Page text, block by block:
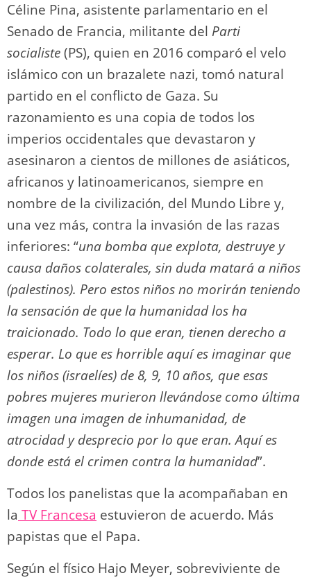
Céline Pina, asistente parlamentario en el
Senado de Francia, militante del Parti
socialiste(PS), quien en 2016 comparó el velo
islámico con un brazalete nazi, tomó natural
partido en el conflicto de Gaza. Su
razonamiento es una copia de todos los
imperios occidentales que devastaron y
asesinaron a cientos de millones de asiáticos,
africanos y latinoamericanos, siempre en
nombre de la civilización, del Mundo Libre y,
una vez más, contra la invasión de las razas
inferiores: “una bomba que explota, destruye y
causa daños colaterales, sin duda matará a niños
(palestinos). Pero estos niños no morirán teniendo
la sensación de que la humanidad los ha
traicionado. Todo lo que eran, tienen derecho a
esperar. Lo que es horrible aquí es imaginar que
los niños (israelíes) de 8, 9, 10 años, que esas
pobres mujeres murieron llevándose como última
imagen una imagen de inhumanidad, de
atrocidad y desprecio por lo que eran. Aquí es
donde está el crimen contra la humanidad”.
Todos los panelistas que la acompañaban en
la TV Francesa estuvieron de acuerdo. Más
papistas que el Papa.
Según el físico Hajo Meyer, sobreviviente de